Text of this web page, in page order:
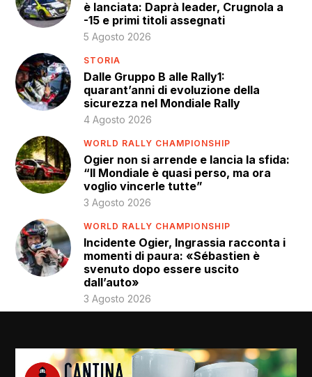
è lanciata: Daprà leader, Crugnola a
-15 e primi titoli assegnati
5 Agosto 2026
STORIA
Dalle Gruppo B alle Rally1:
quarant’anni di evoluzione della
sicurezza nel Mondiale Rally
4 Agosto 2026
WORLD RALLY CHAMPIONSHIP
Ogier non si arrende e lancia la sfida:
“Il Mondiale è quasi perso, ma ora
voglio vincerle tutte”
3 Agosto 2026
WORLD RALLY CHAMPIONSHIP
Incidente Ogier, Ingrassia racconta i
momenti di paura: «Sébastien è
svenuto dopo essere uscito
dall’auto»
3 Agosto 2026